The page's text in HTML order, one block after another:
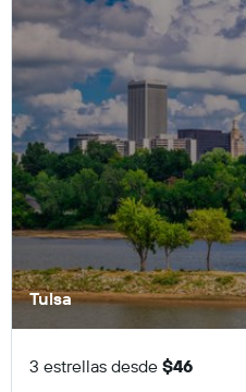
Tulsa
3 estrellas desde $46